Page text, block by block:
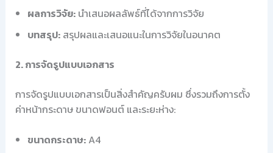
ผลการวิจัย:นำเสนอผลลัพธ์ที่ได้จากการวิจัย
บทสรุป:สรุปผลและเสนอแนะในการวิจัยในอนาคต
2. การจัดรูปแบบเอกสาร
การจัดรูปแบบเอกสารเป็นสิ่งสำคัญครับผม ซึ่งรวมถึงการตั้ง
ค่าหน้ากระดาษ ขนาดฟอนต์ และระยะห่าง:
ขนาดกระดาษ:A4